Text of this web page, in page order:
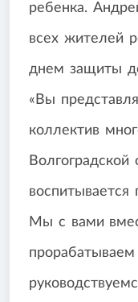
ребенка.
всех жителей
днем защиты
«Вы
коллектив
воспитывается
Мы с вами